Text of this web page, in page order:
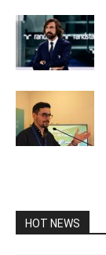
HOT NEWS